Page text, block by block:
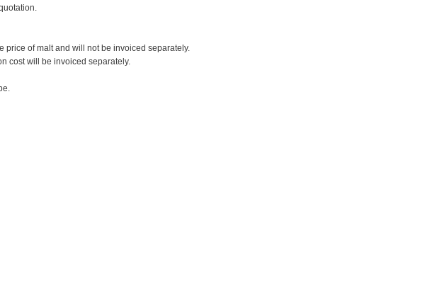
price of malt and will not be invoiced separately.
cost will be invoiced separately.